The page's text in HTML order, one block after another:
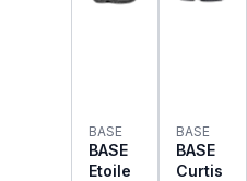
BASE
BASE
Etoile
BASE
BASE
Curtis